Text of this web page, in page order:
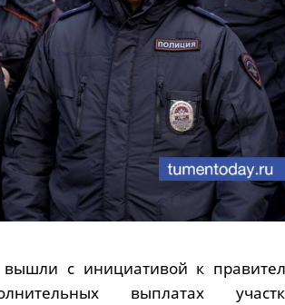
с инициативой к
выплатах